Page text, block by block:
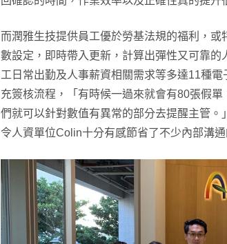
而潤雅生技提供員工優於勞基法規的福利，或
數設定，即時帶入更新，計算出彈性又可靠
工日常出勤及人事薪資相關需求等多達11種
充簽核流程，「有時候一過來就會有80張假
們就可以針對數值有異常的部分去提醒主管。
令人資單位Colin十分有感節省了不少內部溝通